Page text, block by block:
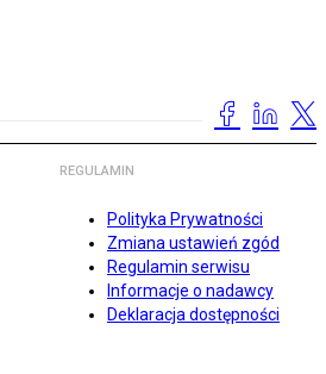
REGULAMIN
Polityka Prywatności
Zmiana ustawień zgód
Regulamin serwisu
Informacje o nadawcy
Deklaracja dostępności